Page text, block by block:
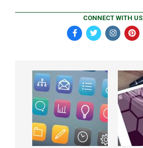
CONNECT WITH US